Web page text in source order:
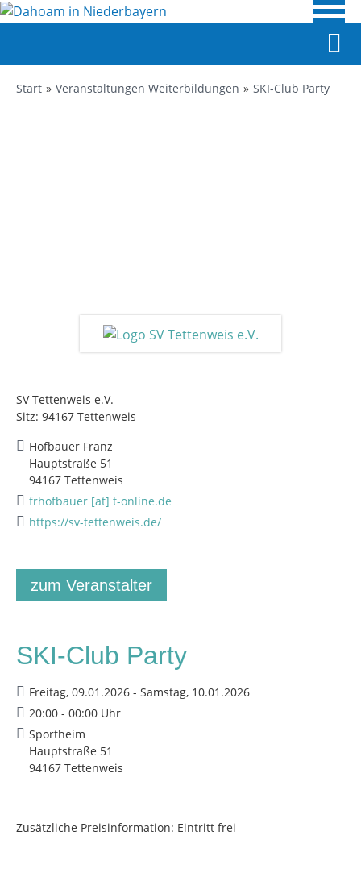
Start Veranstaltungen Weiterbildungen SKI-Club Party
SV Tettenweis e.V.
Sitz: 94167 Tettenweis
Hofbauer Franz
Hauptstraße 51
94167 Tettenweis
frhofbauer [at] t-online.de
https://sv-tettenweis.de/
zum Veranstalter
SKI-Club Party
Freitag, 09.01.2026 - Samstag, 10.01.2026
20:00 - 00:00 Uhr
Sportheim
Hauptstraße 51
94167 Tettenweis
Zusätzliche Preisinformation: Eintritt frei